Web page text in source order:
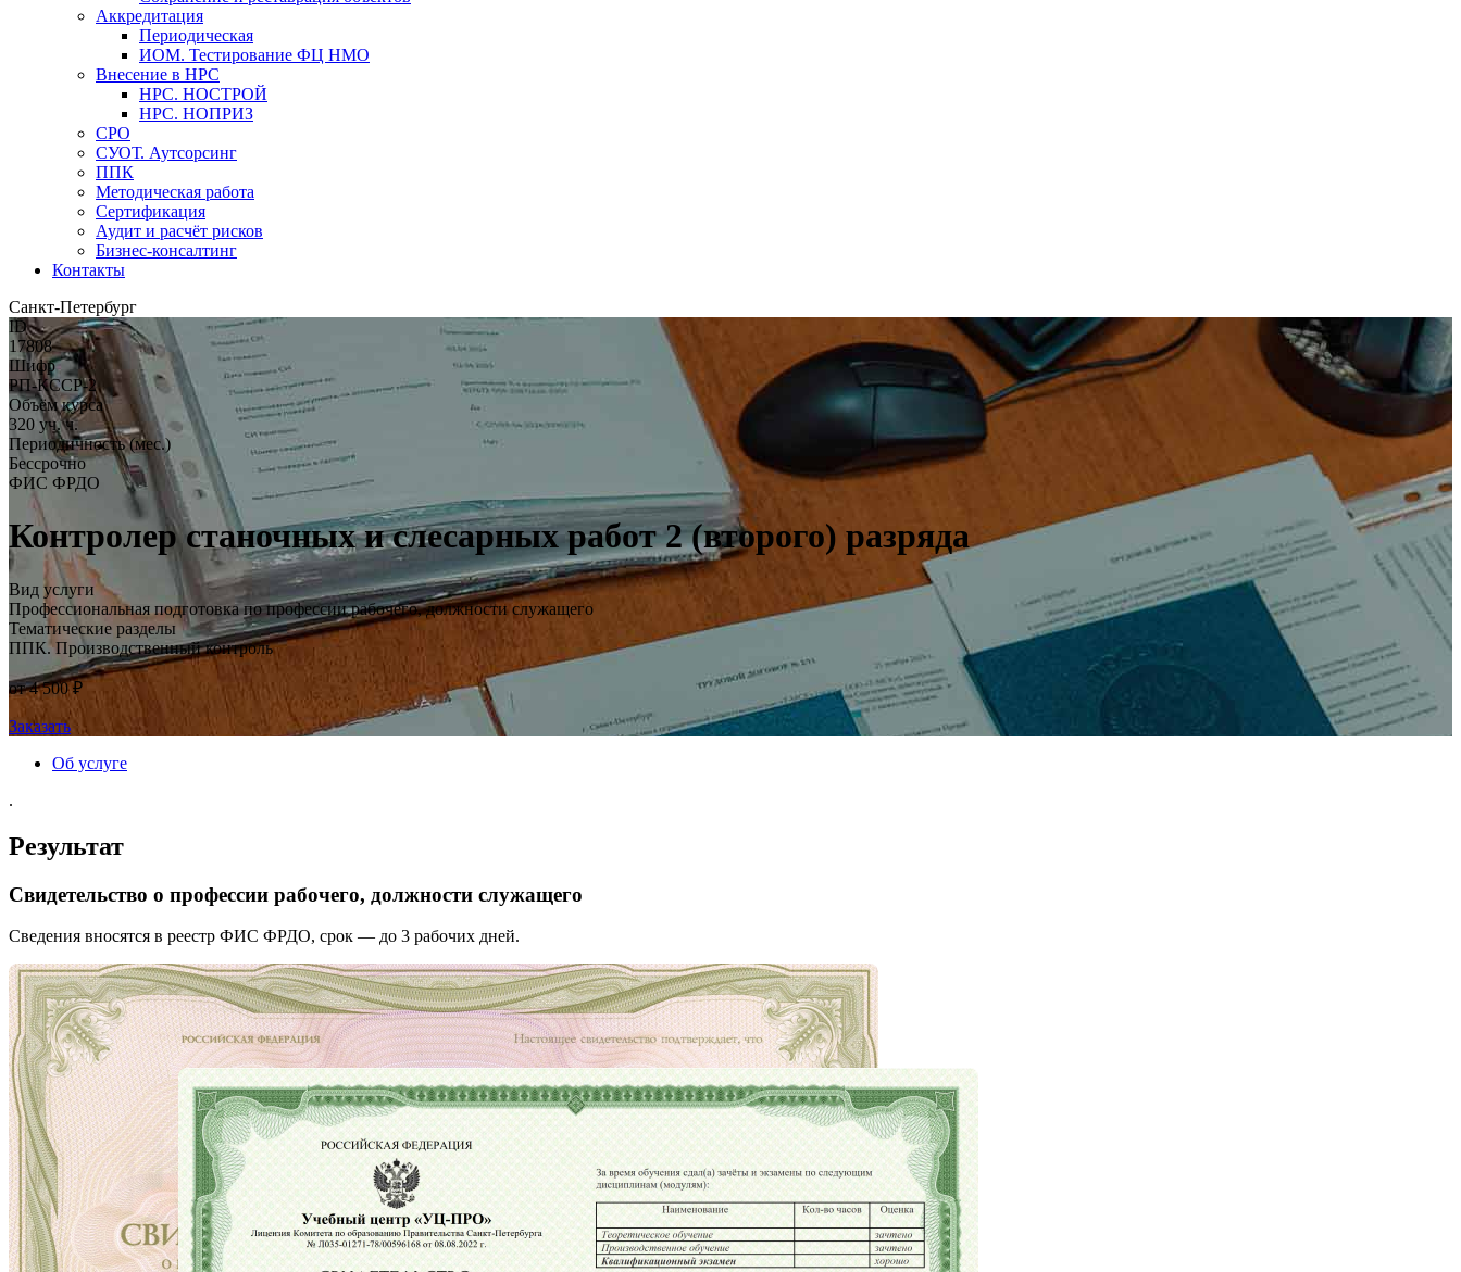
Аккредитация
Периодическая
ИОМ. Тестирование ФЦ НМО
Внесение в НРС
НРС. НОСТРОЙ
НРС. НОПРИЗ
СРО
СУОТ. Аутсорсинг
ППК
Методическая работа
Сертификация
Аудит и расчёт рисков
Бизнес-консалтинг
Контакты
Санкт-Петербург
ID
17808
Шифр
РП-КССР-2
Объём курса
320 уч. ч.
Периодичность (мес.)
Бессрочно
ФИС ФРДО
Контролер станочных и слесарных работ 2 (второго) разряда
Вид услуги
Профессиональная подготовка по профессии рабочего, должности служащего
Тематические разделы
ППК. Производственный контроль
от 4 500 ₽
Заказать
Об услуге
.
Результат
Свидетельство о профессии рабочего, должности служащего
Сведения вносятся в реестр ФИС ФРДО, срок — до 3 рабочих дней.